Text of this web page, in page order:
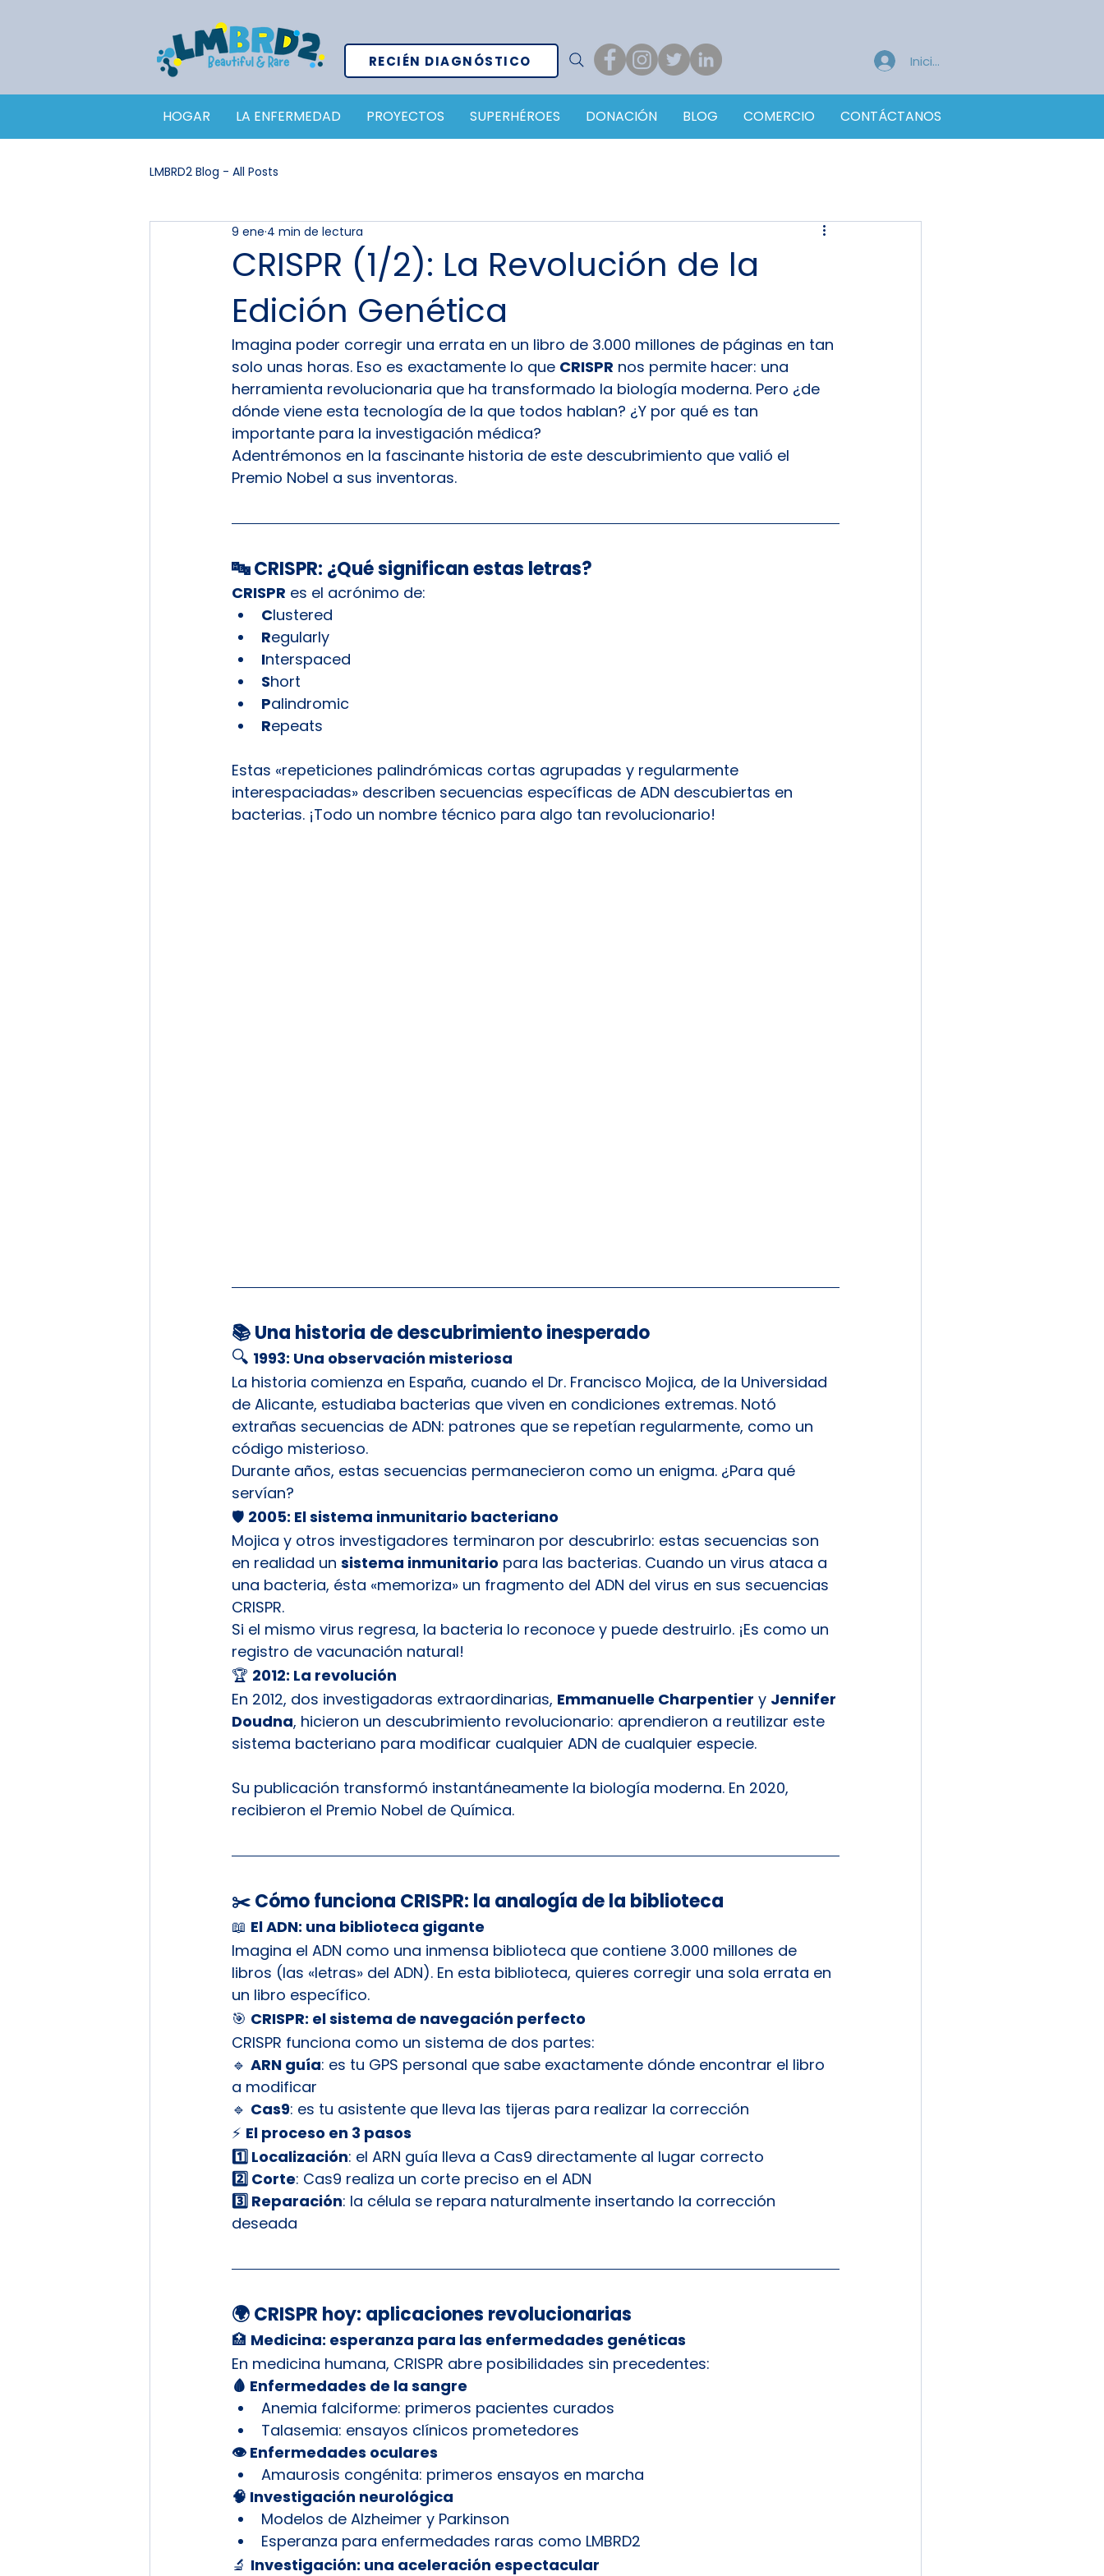
RECIÉN DIAGNÓSTICO Iniciar sesión
HOGAR LA ENFERMEDAD PROYECTOS SUPERHÉROES DONACIÓN BLOG COMERCIO CONTÁCTANOS
LMBRD2 Blog - All Posts
CRISPR (1/2): La Revolución de la
Edición Genética
9 ene 4 min de lectura
Imagina poder corregir una errata en un libro de 3.000 millones de páginas en tan
solo unas horas. Eso es exactamente lo que CRISPR nos permite hacer: una
herramienta revolucionaria que ha transformado la biología moderna. Pero ¿de
dónde viene esta tecnología de la que todos hablan? ¿Y por qué es tan
importante para la investigación médica?
Adentrémonos en la fascinante historia de este descubrimiento que valió el
Premio Nobel a sus inventoras.
🔤 CRISPR: ¿Qué significan estas letras?
CRISPR es el acrónimo de:
Clustered
Regularly
Interspaced
Short
Palindromic
Repeats
Estas «repeticiones palindrómicas cortas agrupadas y regularmente
interespaciadas» describen secuencias específicas de ADN descubiertas en
bacterias. ¡Todo un nombre técnico para algo tan revolucionario!
📚 Una historia de descubrimiento inesperado
🔍 1993: Una observación misteriosa
La historia comienza en España, cuando el Dr. Francisco Mojica, de la Universidad
de Alicante, estudiaba bacterias que viven en condiciones extremas. Notó
extrañas secuencias de ADN: patrones que se repetían regularmente, como un
código misterioso.
Durante años, estas secuencias permanecieron como un enigma. ¿Para qué
servían?
🛡️ 2005: El sistema inmunitario bacteriano
Mojica y otros investigadores terminaron por descubrirlo: estas secuencias son
en realidad un sistema inmunitario para las bacterias. Cuando un virus ataca a
una bacteria, ésta «memoriza» un fragmento del ADN del virus en sus secuencias
CRISPR.
Si el mismo virus regresa, la bacteria lo reconoce y puede destruirlo. ¡Es como un
registro de vacunación natural!
🏆 2012: La revolución
En 2012, dos investigadoras extraordinarias, Emmanuelle Charpentier y Jennifer
Doudna, hicieron un descubrimiento revolucionario: aprendieron a reutilizar este
sistema bacteriano para modificar cualquier ADN de cualquier especie.
Su publicación transformó instantáneamente la biología moderna. En 2020,
recibieron el Premio Nobel de Química.
✂️ Cómo funciona CRISPR: la analogía de la biblioteca
📖 El ADN: una biblioteca gigante
Imagina el ADN como una inmensa biblioteca que contiene 3.000 millones de
libros (las «letras» del ADN). En esta biblioteca, quieres corregir una sola errata en
un libro específico.
🎯 CRISPR: el sistema de navegación perfecto
CRISPR funciona como un sistema de dos partes:
🔹 ARN guía: es tu GPS personal que sabe exactamente dónde encontrar el libro
a modificar
🔹 Cas9: es tu asistente que lleva las tijeras para realizar la corrección
⚡ El proceso en 3 pasos
1️⃣ Localización: el ARN guía lleva a Cas9 directamente al lugar correcto
2️⃣ Corte: Cas9 realiza un corte preciso en el ADN
3️⃣ Reparación: la célula se repara naturalmente insertando la corrección
deseada
🌍 CRISPR hoy: aplicaciones revolucionarias
🏥 Medicina: esperanza para las enfermedades genéticas
En medicina humana, CRISPR abre posibilidades sin precedentes:
🩸 Enfermedades de la sangre
Anemia falciforme: primeros pacientes curados
Talasemia: ensayos clínicos prometedores
👁️ Enfermedades oculares
Amaurosis congénita: primeros ensayos en marcha
🧠 Investigación neurológica
Modelos de Alzheimer y Parkinson
Esperanza para enfermedades raras como LMBRD2
🔬 Investigación: una aceleración espectacular